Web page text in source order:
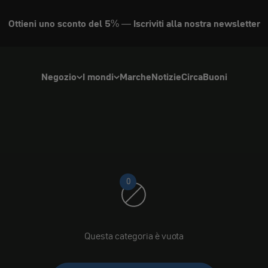
Ottieni uno sconto del 5% — Iscriviti alla nostra newsletter
Negozio I mondi MarcheNotizieCircaBuoni
0
Questa categoria è vuota